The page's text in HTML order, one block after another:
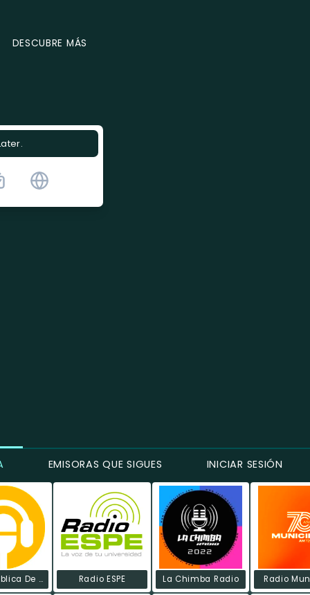
DESCUBRE MÁS
EMISORAS QUE SIGUES INICIAR SESIÓN
Radio Pública De Ecuador Radio ESPE La Chimba Radio Radio